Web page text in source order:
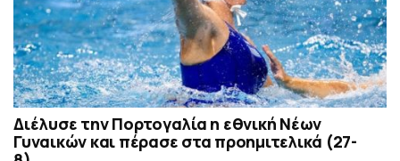
Διέλυσε την Πορτογαλία η εθνική Νέων
Γυναικών και πέρασε στα προημιτελικά (27-